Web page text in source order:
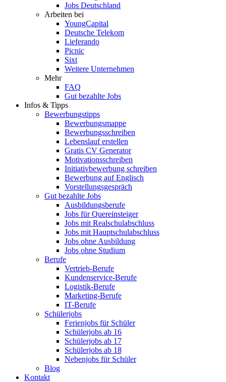
Jobs Deutschland
Arbeiten bei
YoungCapital
Deutsche Telekom
Lieferando
Picnic
Sixt
Weitere Unternehmen
Mehr
FAQ
Gut bezahlte Jobs
Infos & Tipps
Bewerbungstipps
Bewerbungsmappe
Bewerbungsschreiben
Lebenslauf erstellen
Gratis CV Generator
Motivationsschreiben
Initiativbewerbung schreiben
Bewerbung auf Englisch
Vorstellungsgespräch
Gut bezahlte Jobs
Ausbildungsberufe
Jobs für Quereinsteiger
Jobs mit Realschulabschluss
Jobs mit Hauptschulabschluss
Jobs ohne Ausbildung
Jobs ohne Studium
Berufe
Vertrieb-Berufe
Kundenservice-Berufe
Logistik-Berufe
Marketing-Berufe
IT-Berufe
Schülerjobs
Ferienjobs für Schüler
Schülerjobs ab 16
Schülerjobs ab 17
Schülerjobs ab 18
Nebenjobs für Schüler
Blog
Kontakt